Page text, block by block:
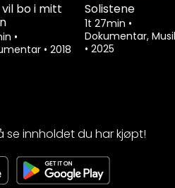
bo i mitt
•
• 2018
Solistene
1t 27min •
Dokumentar,
• 2025
se innholdet du har kjøpt!